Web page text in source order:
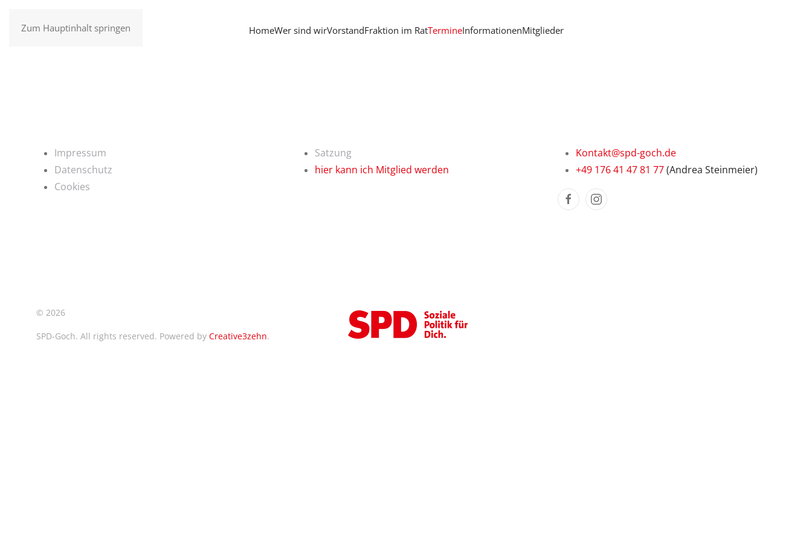
Zum Hauptinhalt springen HomeWer sind wirVorstandFraktion im RatTermineInformationenMitglieder
Impressum
Datenschutz
Cookies
Satzung
hier kann ich Mitglied werden
Kontakt@spd-goch.de
+49 176 41 47 81 77(Andrea Steinmeier)
© 2026
SPD-Goch. All rights reserved. Powered by Creative3zehn.